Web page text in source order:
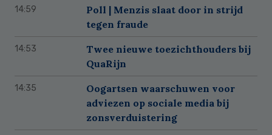
14:59
Poll | Menzis slaat door in strijd
tegen fraude
14:53
Twee nieuwe toezichthouders bij
QuaRijn
14:35
Oogartsen waarschuwen voor
adviezen op sociale media bij
zonsverduistering